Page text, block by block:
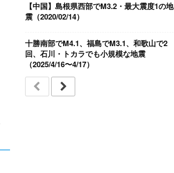
【中国】島根県西部でM3.2・最大震度1の地
震（2020/02/14）
十勝南部でM4.1、福島でM3.1、和歌山で2
回、石川・トカラでも小規模な地震
（2025/4/16〜4/17）